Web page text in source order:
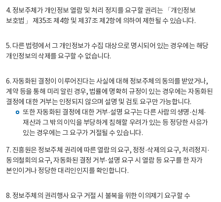
4. 정보주체가 개인정보 열람 및 처리 정지를 요구할 권리는 「개인정보
보호법」 제35조 제4항 및 제37조 제2항에 의하여 제한될 수 있습니다.
5. 다른 법령에서 그 개인정보가 수집 대상으로 명시되어 있는 경우에는 해당
개인정보의 삭제를 요구할 수 없습니다.
6. 자동화된 결정이 이루어진다는 사실에 대해 정보주체의 동의를 받았거나,
계약 등을 통해 미리 알린 경우, 법률에 명확히 규정이 있는 경우에는 자동화된
결정에 대한 거부는 인정되지 않으며 설명 및 검토 요구만 가능합니다.
또한 자동화된 결정에 대한 거부·설명 요구는 다른 사람의 생명·신체·
재산과 그 밖의 이익을 부당하게 침해할 우려가 있는 등 정당한 사유가
있는 경우에는 그 요구가 거절될 수 있습니다.
7. 진흥원은 정보주체 권리에 따른 열람의 요구, 정정·삭제의 요구, 처리정지·
동의철회의 요구, 자동화된 결정 거부·설명 요구 시 열람 등 요구를 한 자가
본인이거나 정당한 대리인인지를 확인합니다.
8. 정보주체의 권리행사 요구 거절 시 불복을 위한 이의제기 요구할 수